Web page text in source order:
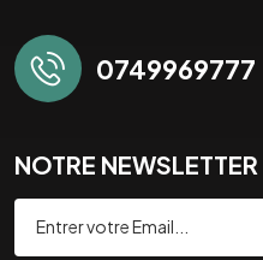
0749969777
NOTRE NEWSLETTER